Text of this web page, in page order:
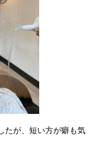
たが、短い方が癖も気